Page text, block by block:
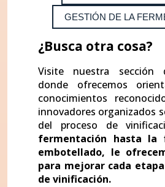
GESTIÓN DE LA
¿Busca otra cosa?
Visite nuestra sección
donde ofrecemos
conocimientos
innovadores organizados
del proceso de
fermentación hasta
embotellado, le
para mejorar cada
de vinificación.